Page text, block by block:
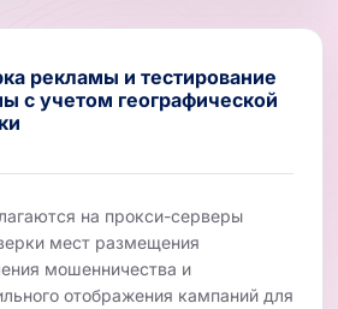
рекламы и тестирование
с учетом географической
на прокси-серверы
мест размещения
мошенничества и
отображения кампаний для